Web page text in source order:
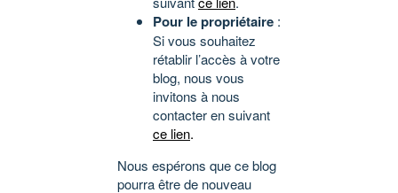
Pour le propriétaire :
Si vous souhaitez
rétablir l’accès à votre
blog, nous vous
invitons à nous
contacter en suivant
ce lien.
Nous espérons que ce blog
pourra être de nouveau